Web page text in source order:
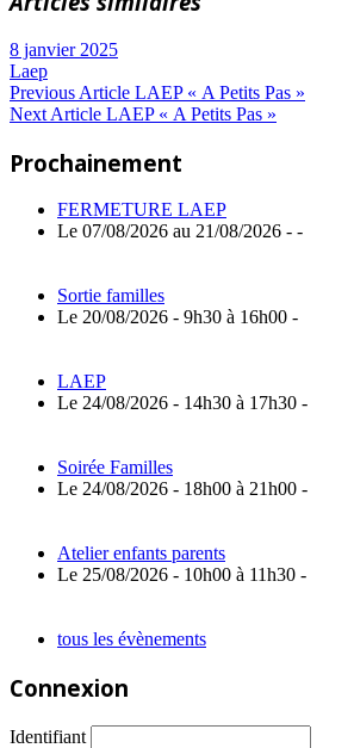
8 janvier 2025
Laep
Navigation
l’article
Previous ArticlePrevious
Post:
LAEP « A Petits Pas »
Next ArticleNext
LAEP « A Petits Pas »
Prochainement
FERMETURE LAEP
Le 07/08/2026 au 21/08/2026 - -
Sortie familles
Le 20/08/2026 - 9h30 à 16h00 -
LAEP
Le 24/08/2026 - 14h30 à 17h30 -
Soirée Familles
Le 24/08/2026 - 18h00 à 21h00 -
Atelier enfants parents
Le 25/08/2026 - 10h00 à 11h30 -
tous les évènements
Connexion
Identifiant